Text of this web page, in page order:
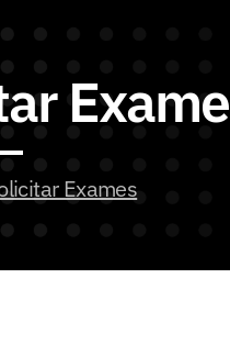
Exames